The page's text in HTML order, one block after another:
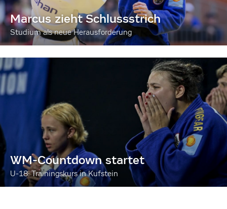
Marcus zieht Schlussstrich
Studium als neue Herausforderung
WM-Countdown startet
U-18: Trainingskurs in Kufstein